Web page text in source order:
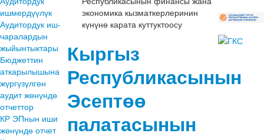
ишмердүүлүк
Аудитордук иш-
чаралардын
жыйынтыктары
Бюджеттин
аткарылышына
жүргүзүлгөн
аудит жөнүндө
отчеттор
КР ЭПнын иши
жөнүндө отчет
экономика кызматкерлеринин
күнүнө карата куттуктоосу
Кыргыз
Республикасынын
Эсептөө
палатасынын